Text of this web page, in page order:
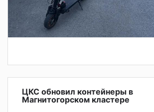
ЦКС обновил контейнеры в
Магнитогорском кластере